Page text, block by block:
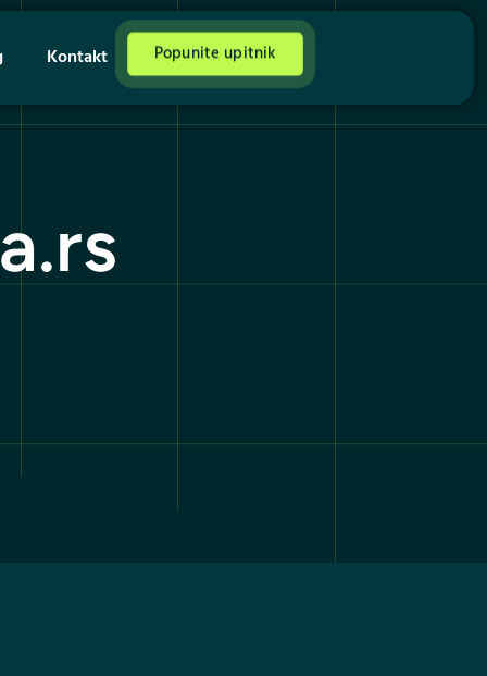
Kontakt Popunite upitnik